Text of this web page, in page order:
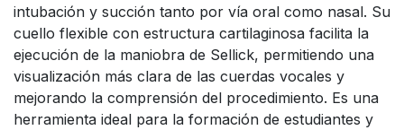
intubación y succión tanto por vía oral como nasal. Su
cuello flexible con estructura cartilaginosa facilita la
ejecución de la maniobra de Sellick, permitiendo una
visualización más clara de las cuerdas vocales y
mejorando la comprensión del procedimiento. Es una
herramienta ideal para la formación de estudiantes y